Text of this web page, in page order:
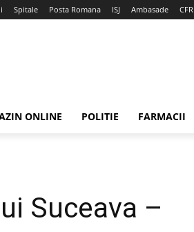
Spitale Posta Romana ISJ Ambasade CFR
ONLINE POLITIE FARMACII
Suceava –